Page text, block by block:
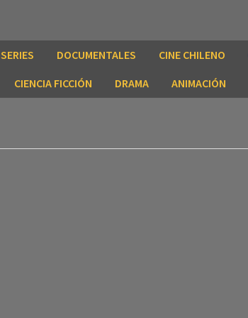
SERIES DOCUMENTALES CINE CHILENO
CIENCIA FICCIÓN DRAMA ANIMACIÓN